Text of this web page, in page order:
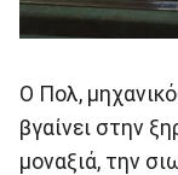
Ο Πολ,
βγαίνει στην
μοναξιά, την